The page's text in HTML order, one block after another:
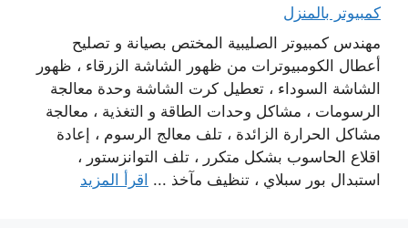
كمبيوتر بالمنزل
مهندس كمبيوتر الصليبية المختص بصيانة و تصليح
أعطال الكومبيوترات من ظهور الشاشة الزرقاء ، ظهور
الشاشة السوداء ، تعطيل كرت الشاشة وحدة معالجة
الرسومات ، مشاكل وحدات الطاقة و التغذية ، معالجة
مشاكل الحرارة الزائدة ، تلف معالج الرسوم ، إعادة
اقلاع الحاسوب بشكل متكرر ، تلف التوانزستور ،
استبدال بور سبلاي ، تنظيف مآخذ ... اقرأ المزيد